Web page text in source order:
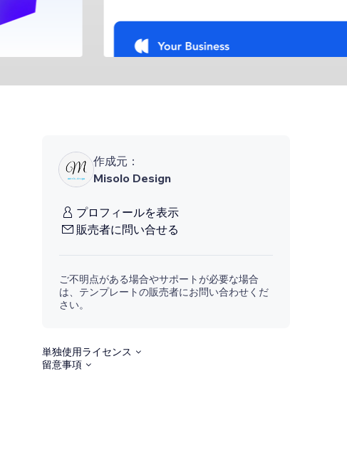
作成元：
Misolo Design
プロフィールを表示
販売者に問い合せる
ご不明点がある場合やサポートが必要な場合
は、テンプレートの販売者にお問い合わせくだ
さい。
単独使用ライセンス
留意事項